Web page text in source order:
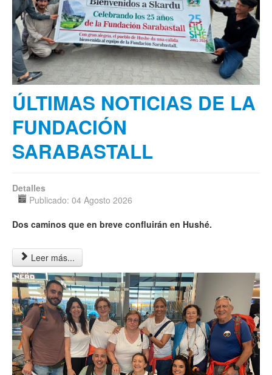
Multimedia
ÚLTIMAS NOTICIAS DE LA
FUNDACIÓN
SARABASTALL
Detalles
Publicado: 04 Agosto 2026
Dos caminos que en breve confluirán en Hushé.
Leer más...